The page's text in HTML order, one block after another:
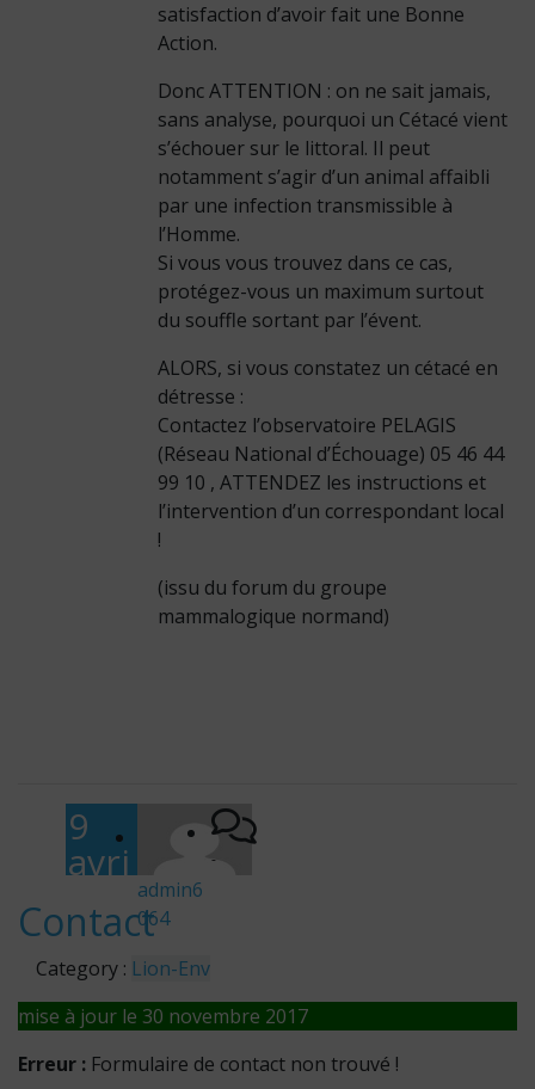
satisfaction d’avoir fait une Bonne
Action.
Donc ATTENTION : on ne sait jamais,
sans analyse, pourquoi un Cétacé vient
s’échouer sur le littoral. Il peut
notamment s’agir d’un animal affaibli
par une infection transmissible à
l’Homme.
Si vous vous trouvez dans ce cas,
protégez-vous un maximum surtout
du souffle sortant par l’évent.
ALORS, si vous constatez un cétacé en
détresse :
Contactez l’observatoire PELAGIS
(Réseau National d’Échouage) 05 46 44
99 10 , ATTENDEZ les instructions et
l’intervention d’un correspondant local
!
(issu du forum du groupe
mammalogique normand)
9
avri
201
6
admin6
064
-
Contact
Category : Lion-Env
mise à jour le 30 novembre 2017
Erreur : Formulaire de contact non trouvé !